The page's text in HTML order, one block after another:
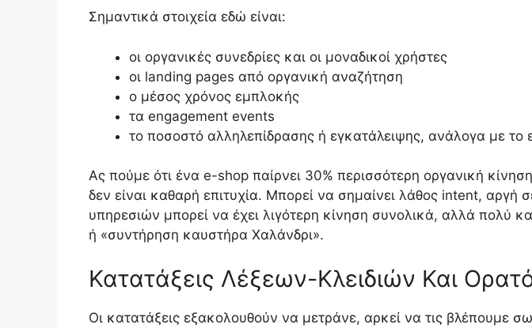
Σημαντικά στοιχεία εδώ είναι:
οι οργανικές συνεδρίες και οι μοναδικοί χρήστες
οι landing pages από οργανική αναζήτηση
ο μέσος χρόνος εμπλοκής
τα engagement events
το ποσοστό αλληλεπίδρασης ή εγκατάλειψης, ανάλογα με το
Ας πούμε ότι ένα e-shop παίρνει 30% περισσότερη οργανική
δεν είναι καθαρή επιτυχία. Μπορεί να σημαίνει λάθος intent, αργή
υπηρεσιών μπορεί να έχει λιγότερη κίνηση συνολικά, αλλά πολύ
ή «συντήρηση καυστήρα Χαλάνδρι».
Κατατάξεις Λέξεων-Κλειδιών Και
Οι κατατάξεις εξακολουθούν να μετράνε, αρκεί να τις βλέπουμε